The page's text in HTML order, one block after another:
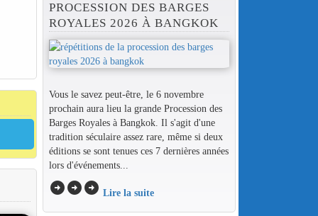
PROCESSION DES BARGES
ROYALES 2026 À BANGKOK
Vous le savez peut-être, le 6 novembre
prochain aura lieu la grande Procession des
Barges Royales à Bangkok. Il s'agit d'une
tradition séculaire assez rare, même si deux
éditions se sont tenues ces 7 dernières années
lors d'événements...
arrow_circle_rightarrow_circle_rightarrow_circle_right Lire la suite